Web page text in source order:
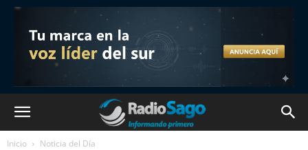
Inicio Noticia del Día